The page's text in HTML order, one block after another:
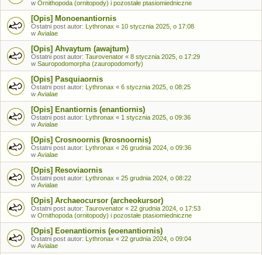
w Ornithopoda (ornitopody) i pozostałe ptasiomiedniczne
[Opis] Monoenantiornis
Ostatni post autor: Lythronax « 10 stycznia 2025, o 17:08
w Avialae
[Opis] Ahvaytum (awajtum)
Ostatni post autor: Taurovenator « 8 stycznia 2025, o 17:29
w Sauropodomorpha (zauropodomorfy)
[Opis] Pasquiaornis
Ostatni post autor: Lythronax « 6 stycznia 2025, o 08:25
w Avialae
[Opis] Enantiornis (enantiornis)
Ostatni post autor: Lythronax « 1 stycznia 2025, o 09:36
w Avialae
[Opis] Crosnoornis (krosnoornis)
Ostatni post autor: Lythronax « 26 grudnia 2024, o 09:36
w Avialae
[Opis] Resoviaornis
Ostatni post autor: Lythronax « 25 grudnia 2024, o 08:22
w Avialae
[Opis] Archaeocursor (archeokursor)
Ostatni post autor: Taurovenator « 22 grudnia 2024, o 17:53
w Ornithopoda (ornitopody) i pozostałe ptasiomiedniczne
[Opis] Eoenantiornis (eoenantiornis)
Ostatni post autor: Lythronax « 22 grudnia 2024, o 09:04
w Avialae